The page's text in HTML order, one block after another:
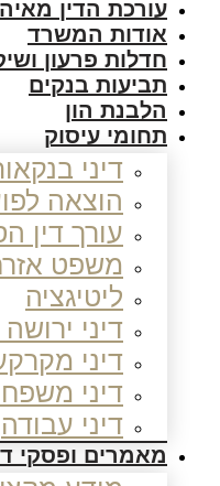
עורכת הדין
אודות המשרד
חדלות פרעון
תביעות בנקים
הלבנת הון
תחומי עיסוק
דיני
הוצאה
עורך דין
משפט
ליטיגציה
דיני
דיני
דיני
דיני עבודה
מאמרים ופסקי